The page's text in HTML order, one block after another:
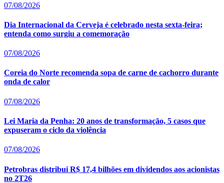
07/08/2026
Dia Internacional da Cerveja é celebrado nesta sexta-feira;
entenda como surgiu a comemoração
07/08/2026
Coreia do Norte recomenda sopa de carne de cachorro durante
onda de calor
07/08/2026
Lei Maria da Penha: 20 anos de transformação, 5 casos que
expuseram o ciclo da violência
07/08/2026
Petrobras distribui R$ 17,4 bilhões em dividendos aos acionistas
no 2T26